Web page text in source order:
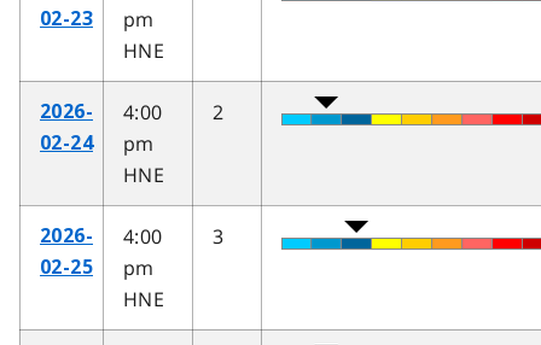
02-23
pm
HNE
2026-
02-24
4:00
pm
HNE
2
2026-
02-25
4:00
pm
HNE
3